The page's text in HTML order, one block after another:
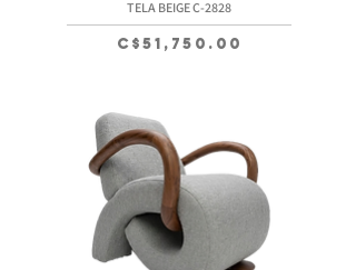
TELA BEIGE C-2828
Precio
C$51,750.00